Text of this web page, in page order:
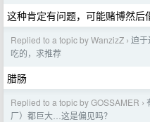
这种肯定有问题，可能赌博然后
Replied to a topic by WanzizZ › 迫于
吃的，求推荐
腊肠
Replied to a topic by GOSSAMER ›
厂）都巨大…这是偏见吗？